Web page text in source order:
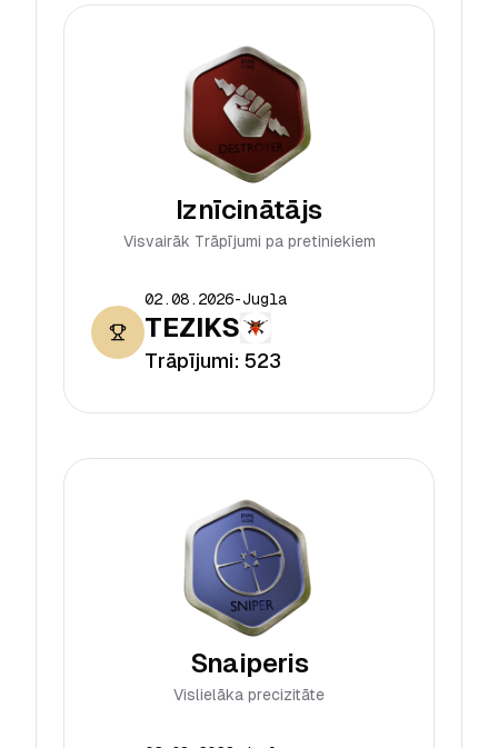
Iznīcinātājs
Visvairāk Trāpījumi pa pretiniekiem
02.08.2026-Jugla
TEZIKS
Trāpījumi: 523
Snaiperis
Vislielāka precizitāte